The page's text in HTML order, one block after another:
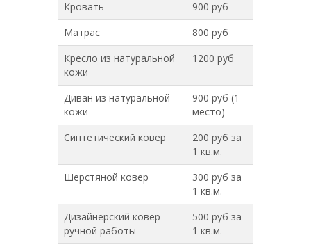
Кровать
900 руб
Матрас
800 руб
Кресло из натуральной
кожи
1200 руб
Диван из натуральной
кожи
900 руб (1
место)
Синтетический ковер
200 руб за
1 кв.м.
Шерстяной ковер
300 руб за
1 кв.м.
Дизайнерский ковер
ручной работы
500 руб за
1 кв.м.